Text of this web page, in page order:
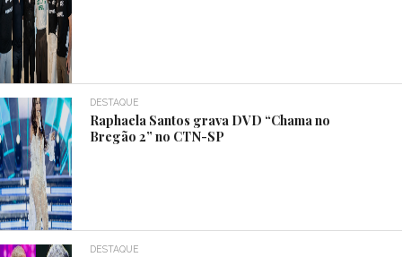
DESTAQUE
Raphaela Santos grava DVD “Chama no
Bregão 2” no CTN-SP
DESTAQUE